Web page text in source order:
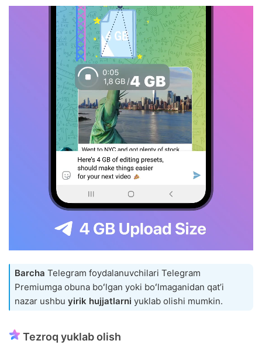
Barcha Telegram foydalanuvchilari Telegram
Premiumga obuna boʻlgan yoki boʻlmaganidan qatʼi
nazar ushbu yirik hujjatlarni yuklab olishi mumkin.
Tezroq yuklab olish